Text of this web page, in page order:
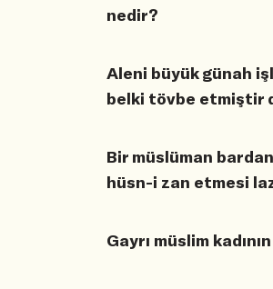
nedir?
Aleni büyük günah
belki tövbe etmiştir
Bir müslüman
hüsn-i zan etmesi
Gayrı müslim